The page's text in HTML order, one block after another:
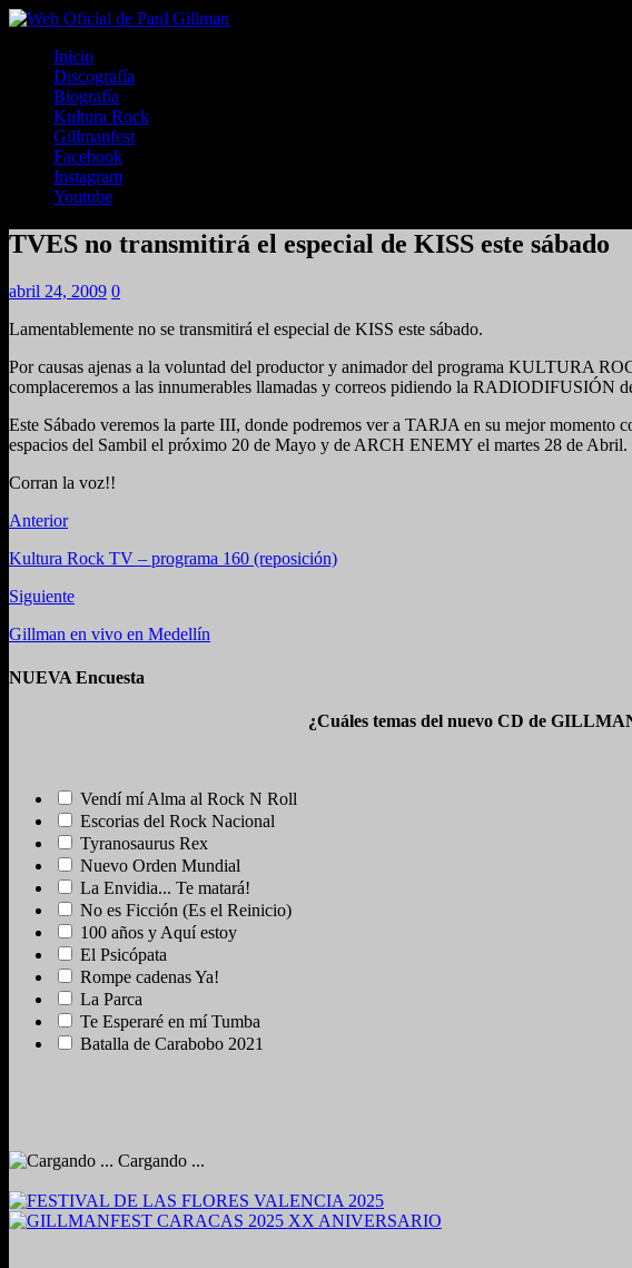
Inicio
Discografía
Biografía
Kultura Rock
Gillmanfest
Facebook
Instagram
Youtube
TVES no transmitirá el especial de KISS este sábado
abril 24, 2009 0
Lamentablemente no se transmitirá el especial de KISS este sábado.
Por causas ajenas a la voluntad del productor y animador del programa KULTURA
complaceremos a las innumerables llamadas y correos pidiendo la
Este Sábado veremos la parte III, donde podremos ver a TARJA en su mejor
espacios del Sambil el próximo 20 de Mayo y de ARCH ENEMY el martes 28 de Abril.
Corran la voz!!
Anterior
Kultura Rock TV – programa 160 (reposición)
Siguiente
Gillman en vivo en Medellín
NUEVA Encuesta
¿Cuáles temas del nuevo CD de
Vendí mí Alma al Rock N Roll
Escorias del Rock Nacional
Tyranosaurus Rex
Nuevo Orden Mundial
La Envidia... Te matará!
No es Ficción (Es el Reinicio)
100 años y Aquí estoy
El Psicópata
Rompe cadenas Ya!
La Parca
Te Esperaré en mí Tumba
Batalla de Carabobo 2021
Cargando ...